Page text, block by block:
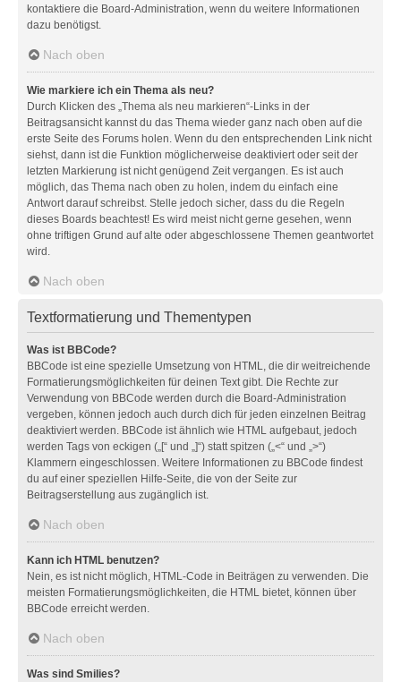
kontaktiere die Board-Administration, wenn du weitere Informationen
dazu benötigst.
Nach oben
Wie markiere ich ein Thema als neu?
Durch Klicken des „Thema als neu markieren“-Links in der
Beitragsansicht kannst du das Thema wieder ganz nach oben auf die
erste Seite des Forums holen. Wenn du den entsprechenden Link nicht
siehst, dann ist die Funktion möglicherweise deaktiviert oder seit der
letzten Markierung ist nicht genügend Zeit vergangen. Es ist auch
möglich, das Thema nach oben zu holen, indem du einfach eine
Antwort darauf schreibst. Stelle jedoch sicher, dass du die Regeln
dieses Boards beachtest! Es wird meist nicht gerne gesehen, wenn
ohne triftigen Grund auf alte oder abgeschlossene Themen geantwortet
wird.
Nach oben
Textformatierung und Thementypen
Was ist BBCode?
BBCode ist eine spezielle Umsetzung von HTML, die dir weitreichende
Formatierungsmöglichkeiten für deinen Text gibt. Die Rechte zur
Verwendung von BBCode werden durch die Board-Administration
vergeben, können jedoch auch durch dich für jeden einzelnen Beitrag
deaktiviert werden. BBCode ist ähnlich wie HTML aufgebaut, jedoch
werden Tags von eckigen („[“ und „]“) statt spitzen („<“ und „>“)
Klammern eingeschlossen. Weitere Informationen zu BBCode findest
du auf einer speziellen Hilfe-Seite, die von der Seite zur
Beitragserstellung aus zugänglich ist.
Nach oben
Kann ich HTML benutzen?
Nein, es ist nicht möglich, HTML-Code in Beiträgen zu verwenden. Die
meisten Formatierungsmöglichkeiten, die HTML bietet, können über
BBCode erreicht werden.
Nach oben
Was sind Smilies?